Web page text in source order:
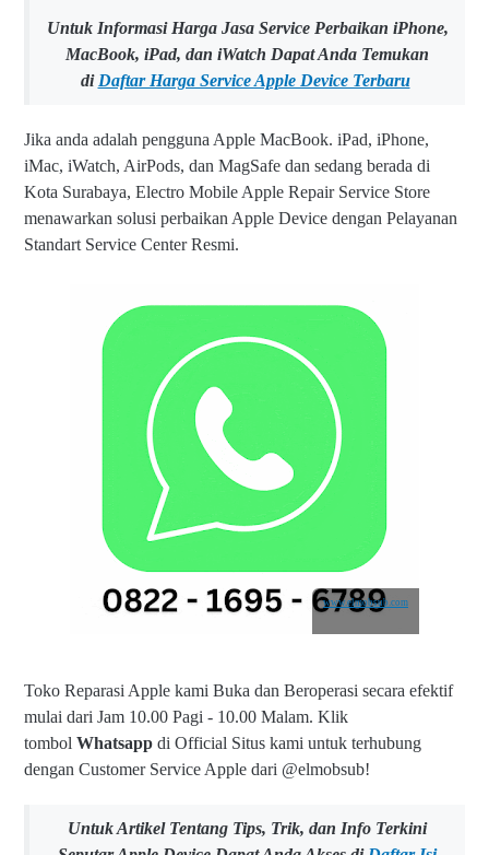
Untuk Informasi Harga Jasa Service Perbaikan iPhone,
MacBook, iPad, dan iWatch Dapat Anda Temukan
di Daftar Harga Service Apple Device Terbaru
Jika anda adalah pengguna Apple MacBook. iPad, iPhone,
iMac, iWatch, AirPods, dan MagSafe dan sedang berada di
Kota Surabaya, Electro Mobile Apple Repair Service Store
menawarkan solusi perbaikan Apple Device dengan Pelayanan
Standart Service Center Resmi.
www.elmobsub.com
Toko Reparasi Apple kami Buka dan Beroperasi secara efektif
mulai dari Jam 10.00 Pagi - 10.00 Malam. Klik
tombol Whatsapp di Official Situs kami untuk terhubung
dengan Customer Service Apple dari @elmobsub!
Untuk Artikel Tentang Tips, Trik, dan Info Terkini